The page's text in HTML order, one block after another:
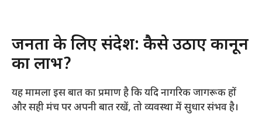
​जनता के लिए संदेश: कैसे उठाएं कानून
का लाभ?
​यह मामला इस बात का प्रमाण है कि यदि नागरिक जागरूक हों
और सही मंच पर अपनी बात रखें, तो व्यवस्था में सुधार संभव है।